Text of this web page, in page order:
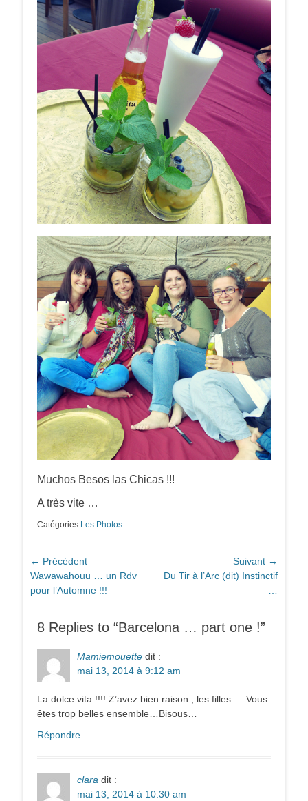
Muchos Besos las Chicas !!!
A très vite …
Catégories Les Photos
Navigation
de
l’article
← Précédent
Article
précédent :
Wawawahouu … un Rdv
pour l’Automne !!!
Suivant →
Article
Du Tir à l’Arc (dit) Instinctif
…
8 Replies to “Barcelona … part one !”
Mamiemouette dit :
mai 13, 2014 à 9:12 am
La dolce vita !!!! Z’avez bien raison , les filles…..Vous
êtes trop belles ensemble…Bisous…
Répondre
clara dit :
mai 13, 2014 à 10:30 am